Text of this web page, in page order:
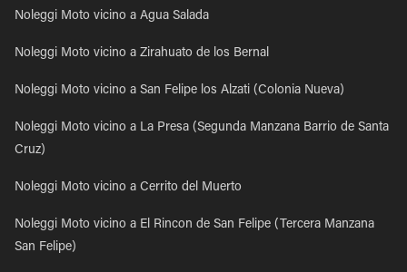
Noleggi Moto vicino a Agua Salada
Noleggi Moto vicino a Zirahuato de los Bernal
Noleggi Moto vicino a San Felipe los Alzati (Colonia Nueva)
Noleggi Moto vicino a La Presa (Segunda Manzana Barrio de Santa
Cruz)
Noleggi Moto vicino a Cerrito del Muerto
Noleggi Moto vicino a El Rincon de San Felipe (Tercera Manzana
San Felipe)